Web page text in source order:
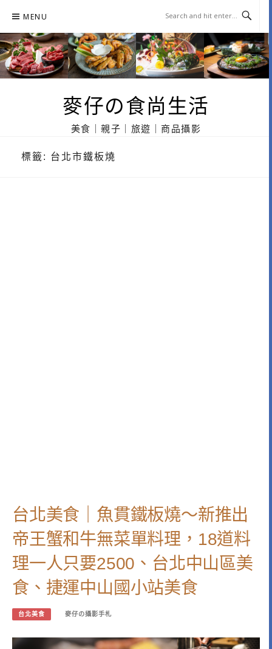
content
MENU
麥仔の食尚生活
美食｜親子｜旅遊｜商品攝影
標籤: 台北市鐵板燒
台北美食｜魚貫鐵板燒～新推出
帝王蟹和牛無菜單料理，18道料
理一人只要2500、台北中山區美
食、捷運中山國小站美食
台北美食 麥仔の攝影手札